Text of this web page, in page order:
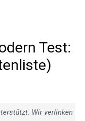
Test:
Wir verlinken